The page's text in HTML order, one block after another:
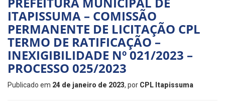
ITAPISSUMA – COMISSÃO
PERMANENTE DE LICITAÇÃO CPL
TERMO DE RATIFICAÇÃO –
INEXIGIBILIDADE Nº 021/2023 –
PROCESSO 025/2023
Publicado em 24 de janeiro de 2023, por CPL Itapissuma